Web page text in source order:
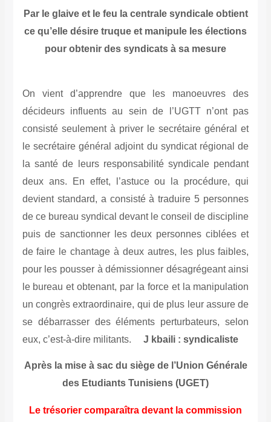
Par le glaive et le feu la centrale syndicale obtient
ce qu’elle désire truque et manipule les élections
pour obtenir des syndicats à sa mesure
On vient d’apprendre que les manoeuvres des
décideurs influents au sein de l’UGTT n’ont pas
consisté seulement à priver le secrétaire général et
le secrétaire général adjoint du syndicat régional de
la santé de leurs responsabilité syndicale pendant
deux ans. En effet, l’astuce ou la procédure, qui
devient standard, a consisté à traduire 5 personnes
de ce bureau syndical devant le conseil de discipline
puis de sanctionner les deux personnes ciblées et
de faire le chantage à deux autres, les plus faibles,
pour les pousser à démissionner désagrégeant ainsi
le bureau et obtenant, par la force et la manipulation
un congrès extraordinaire, qui de plus leur assure de
se débarrasser des éléments perturbateurs, selon
eux, c’est-à-dire militants.
J kbaili : syndicaliste
Après la mise à sac du siège de l’Union Générale
des Etudiants Tunisiens (UGET)
Le trésorier comparaîtra devant la commission